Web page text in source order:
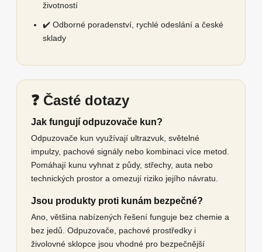
životností
✔️ Odborné poradenství, rychlé odeslání a české
sklady
❓ Časté dotazy
Jak fungují odpuzovače kun?
Odpuzovače kun využívají ultrazvuk, světelné
impulzy, pachové signály nebo kombinaci více metod.
Pomáhají kunu vyhnat z půdy, střechy, auta nebo
technických prostor a omezují riziko jejího návratu.
Jsou produkty proti kunám bezpečné?
Ano, většina nabízených řešení funguje bez chemie a
bez jedů. Odpuzovače, pachové prostředky i
živolovné sklopce jsou vhodné pro bezpečnější